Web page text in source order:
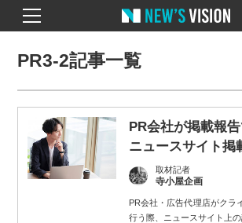
PR3-2記事一覧
PR会社が掲載報
ニュースサイト掲
取材記者
寺小屋企画
PR会社・広告代理店がクラ
行う際、ニュースサイト上